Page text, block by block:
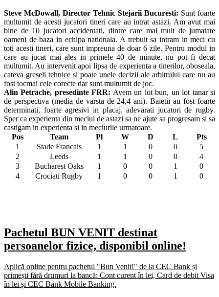
Steve McDowall, Director Tehnic Stejarii Bucuresti: Sunt foarte
multumit de acesti jucatori tineri care au intrat astazi. Am avut mai
bine de 10 jucatori accidentati, dintre care mai mult de jumatate
oameni de baza in echipa nationala. A trebuit sa intram in meci cu
toti acesti tineri, care sunt impreuna de doar 6 zile. Pentru modul in
care au jucat mai ales in primele 40 de minute, nu pot fi decat
multumit. Au intervenit apoi lipsa de experienta a tinerilor, oboseala,
cateva greseli tehnice si poate unele decizii ale arbitrului care nu au
fost tocmai cele corecte dar sunt multumit de joc.
Alin Petrache, presedinte FRR: Avem un lot bun, un lot tanar si
de perspectiva (media de varsta de 24,4 ani). Baietii au fost foarte
determinati, foarte agresivi in placaj, adevarati jucatori de rugby.
Sper ca experienta din meciul de astazi sa ne ajute sa progresam si sa
castigam in experienta si in meciurile urmatoare.
Pos
Team Pl W D L
Pts
1
Stade Francais 1 1 0 0
5
2
Leeds 1 1 0 0
4
3
Bucharest Oaks 1 0 0 1
0
4
Crociati Rugby 1 0 0 1 0
Pachetul BUN VENIT destinat
persoanelor fizice, disponibil online!
Aplică online pentru pachetul "Bun Venit!" de la CEC Bank și
primești fără drumuri la bancă: Cont curent în lei, Card de debit Visa
în lei și CEC Bank Mobile Banking.​